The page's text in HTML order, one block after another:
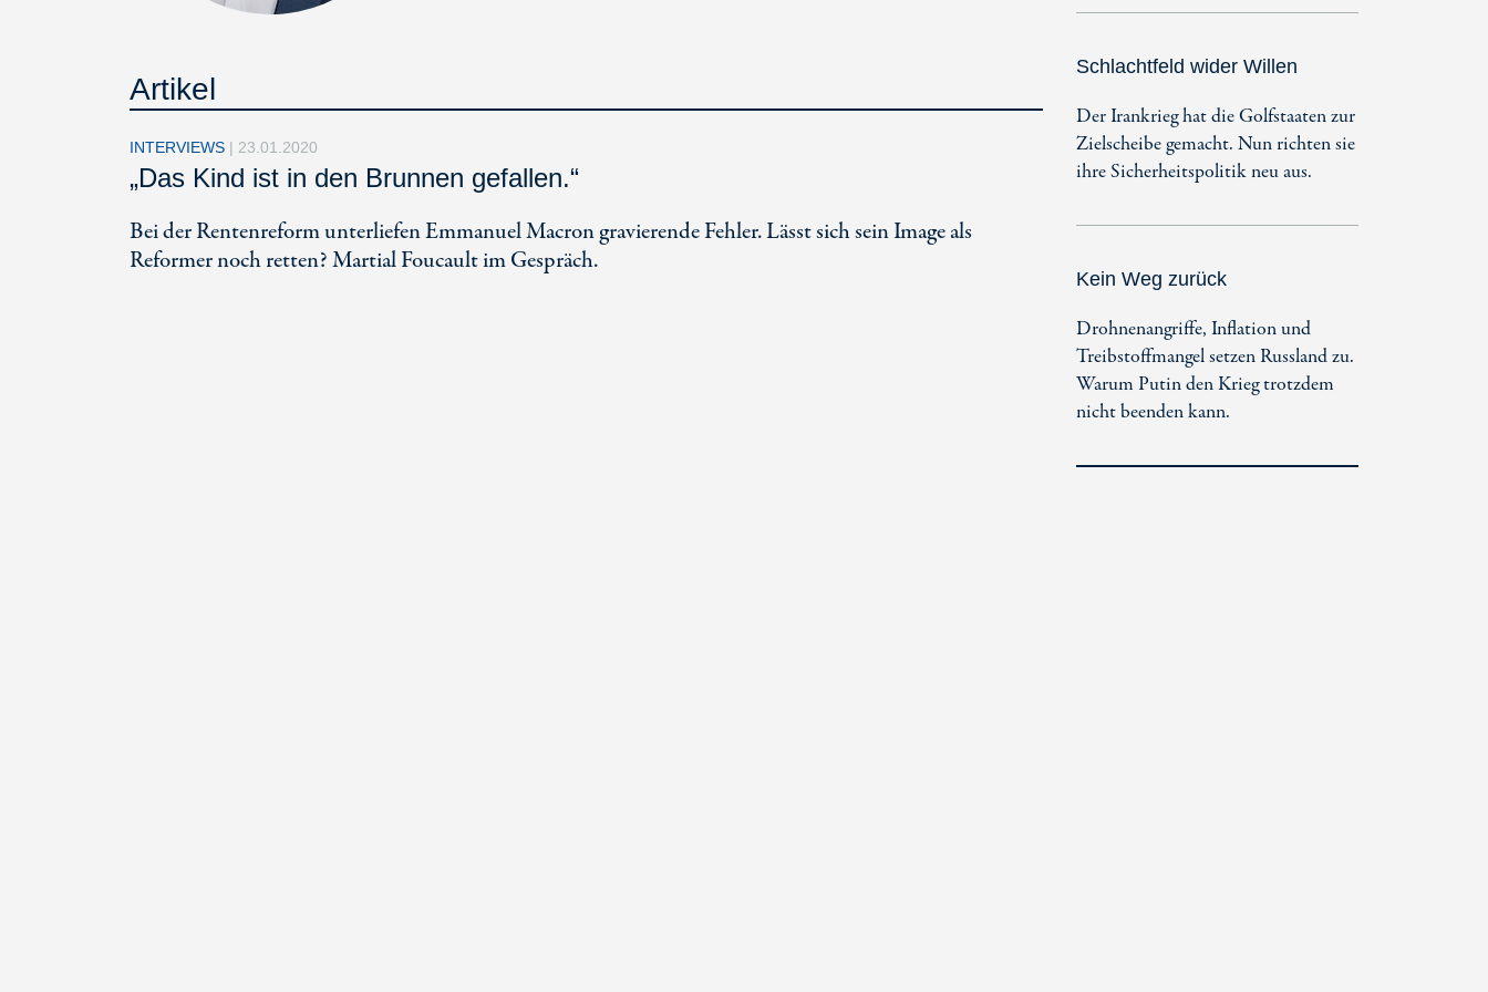
Artikel
INTERVIEWS | 23.01.2020
„Das Kind ist in den Brunnen gefallen.“
Bei der Rentenreform unterliefen Emmanuel Macron gravierende Fehler. Lässt sich sein Image als
Reformer noch retten? Martial Foucault im Gespräch.
Schlachtfeld wider Willen
Der Irankrieg hat die Golfstaaten zur
Zielscheibe gemacht. Nun richten sie
ihre Sicherheitspolitik neu aus.
Kein Weg zurück
Drohnenangriffe, Inflation und
Treibstoffmangel setzen Russland zu.
Warum Putin den Krieg trotzdem
nicht beenden kann.